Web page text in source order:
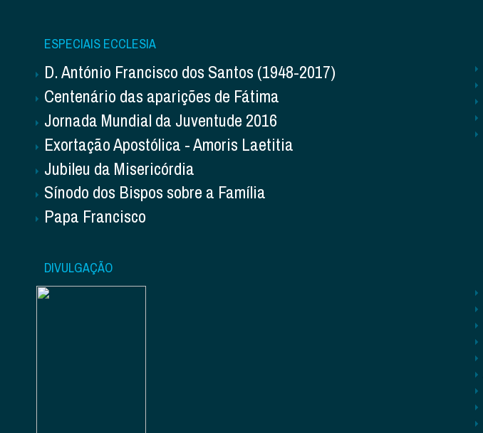
ESPECIAIS ECCLESIA
D. António Francisco dos Santos (1948-2017)
Centenário das aparições de Fátima
Jornada Mundial da Juventude 2016
Exortação Apostólica - Amoris Laetitia
Jubileu da Misericórdia
Sínodo dos Bispos sobre a Família
Papa Francisco
DIVULGAÇÃO